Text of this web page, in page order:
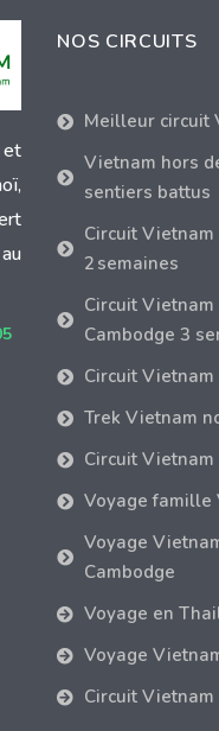
NOS CIRCUITS
Meilleur circuit
Vietnam hors
sentiers battus
Circuit Vietnam
2 semaines
Circuit Vietnam
Cambodge 3
Circuit
Trek Vietnam
Circuit Vietnam
Voyage famille
Voyage
Cambodge
Voyage en
Voyage
Circuit Vietnam